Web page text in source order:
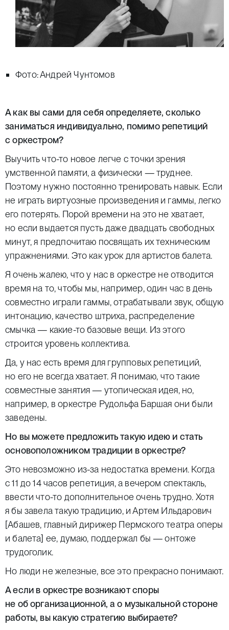
Фото: Андрей Чунтомов
А как вы сами для себя определяете, сколько
заниматься индивидуально, помимо репетиций
с оркестром?
Выучить что-то новое легче с точки зрения
умственной памяти, а физически — труднее.
Поэтому нужно постоянно тренировать навык. Если
не играть виртуозные произведения и гаммы, легко
его потерять. Порой времени на это не хватает,
но если выдается пусть даже двадцать свободных
минут, я предпочитаю посвящать их техническим
упражнениями. Это как урок для артистов балета.
Я очень жалею, что у нас в оркестре не отводится
время на то, чтобы мы, например, один час в день
совместно играли гаммы, отрабатывали звук, общую
интонацию, качество штриха, распределение
смычка — какие-то базовые вещи. Из этого
строится уровень коллектива.
Да, у нас есть время для групповых репетиций,
но его не всегда хватает. Я понимаю, что такие
совместные занятия — утопическая идея, но,
например, в оркестре Рудольфа Баршая они были
заведены.
Но вы можете предложить такую идею и стать
основоположником традиции в оркестре?
Это невозможно из-за недостатка времени. Когда
с 11 до 14 часов репетиция, а вечером спектакль,
ввести что-то дополнительное очень трудно. Хотя
я бы завела такую традицию, и Артем Ильдарович
[Абашев, главный дирижер Пермского театра оперы
и балета] ее, думаю, поддержал бы — онтоже
трудоголик.
Но люди не железные, все это прекрасно понимают.
А если в оркестре возникают споры
не об организационной, а о музыкальной стороне
работы, вы какую стратегию выбираете?